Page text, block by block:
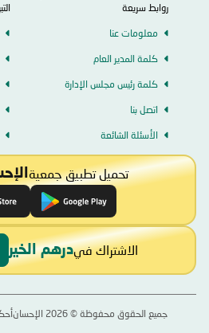
روابط سريعة
معلومات عنا
كلمة المدير العام
كلمة رئيس مجلس الإدارة
اتصل بنا
الأسئلة الشائعة
تحميل تطبيق جمعية
الاشتراك فيدرهم الخير
جميع الحقوق محفوظة ©2026 الإحسان